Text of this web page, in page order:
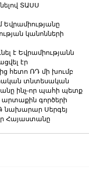
ՏԱՍՍ
կանոնների
է Եվրամիությանն
էր
հետո ՌԴ մի խումբ
տնտեսական
ինչ-որ պահի պետք
արտաքին գործերի
նախարար Սերգեյ
Հայաստանը